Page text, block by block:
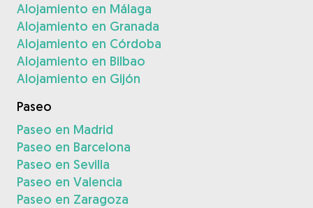
Alojamiento en Málaga
Alojamiento en Granada
Alojamiento en Córdoba
Alojamiento en Bilbao
Alojamiento en Gijón
Paseo
Paseo en Madrid
Paseo en Barcelona
Paseo en Sevilla
Paseo en Valencia
Paseo en Zaragoza